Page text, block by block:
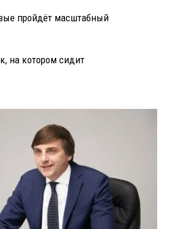
пройдёт масштабный
на котором сидит